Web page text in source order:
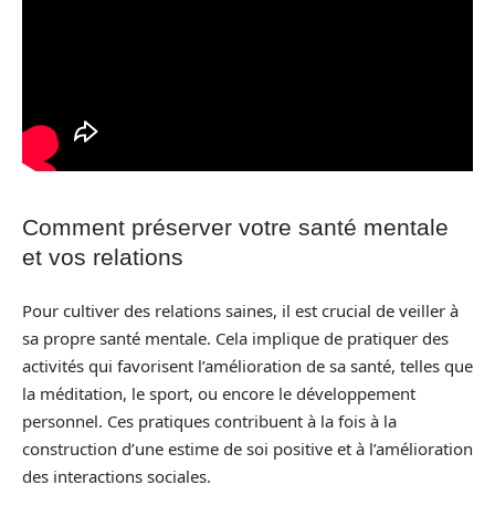
Comment préserver votre santé mentale
et vos relations
Pour cultiver des relations saines, il est crucial de veiller à
sa propre santé mentale. Cela implique de pratiquer des
activités qui favorisent l’amélioration de sa santé, telles que
la méditation, le sport, ou encore le développement
personnel. Ces pratiques contribuent à la fois à la
construction d’une estime de soi positive et à l’amélioration
des interactions sociales.